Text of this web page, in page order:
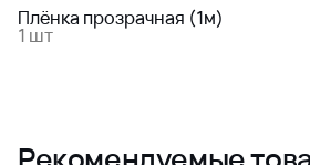
Плёнка прозрачная (1м)
1 шт